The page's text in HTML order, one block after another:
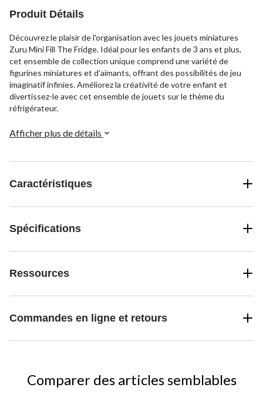
Produit Détails
Découvrez le plaisir de l'organisation avec les jouets miniatures
Zuru Mini Fill The Fridge. Idéal pour les enfants de 3 ans et plus,
cet ensemble de collection unique comprend une variété de
figurines miniatures et d'aimants, offrant des possibilités de jeu
imaginatif infinies. Améliorez la créativité de votre enfant et
divertissez-le avec cet ensemble de jouets sur le thème du
réfrigérateur.
Afficher plus de détails
Caractéristiques
Spécifications
Ressources
Commandes en ligne et retours
Comparer des articles semblables